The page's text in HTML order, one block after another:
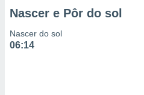
Nascer e Pôr do sol
Nascer do sol
06:14